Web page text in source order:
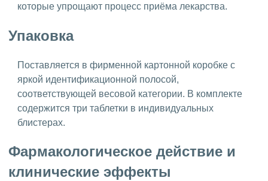
которые упрощают процесс приёма лекарства.
Упаковка
Поставляется в фирменной картонной коробке с
яркой идентификационной полосой,
соответствующей весовой категории. В комплекте
содержится три таблетки в индивидуальных
блистерах.
Фармакологическое действие и
клинические эффекты